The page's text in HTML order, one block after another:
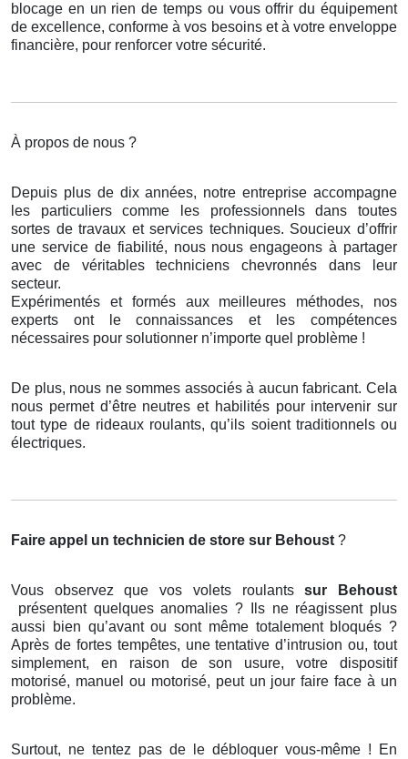
blocage en un rien de temps ou vous offrir du équipement
de excellence, conforme à vos besoins et à votre enveloppe
financière, pour renforcer votre sécurité.
À propos de nous ?
Depuis plus de dix années, notre entreprise accompagne
les particuliers comme les professionnels dans toutes
sortes de travaux et services techniques. Soucieux d’offrir
une service de fiabilité, nous nous engageons à partager
avec de véritables techniciens chevronnés dans leur
secteur.
Expérimentés et formés aux meilleures méthodes, nos
experts ont le connaissances et les compétences
nécessaires pour solutionner n’importe quel problème !
De plus, nous ne sommes associés à aucun fabricant. Cela
nous permet d’être neutres et habilités pour intervenir sur
tout type de rideaux roulants, qu’ils soient traditionnels ou
électriques.
Faire appel un technicien de store sur Behoust ?
Vous observez que vos volets roulantssur Behoust
présentent quelques anomalies ? Ils ne réagissent plus
aussi bien qu’avant ou sont même totalement bloqués ?
Après de fortes tempêtes, une tentative d’intrusion ou, tout
simplement, en raison de son usure, votre dispositif
motorisé, manuel ou motorisé, peut un jour faire face à un
problème.
Surtout, ne tentez pas de le débloquer vous-même ! En